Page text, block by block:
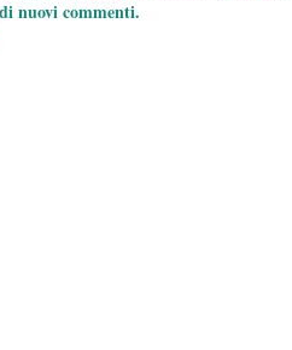
nuovi commenti.